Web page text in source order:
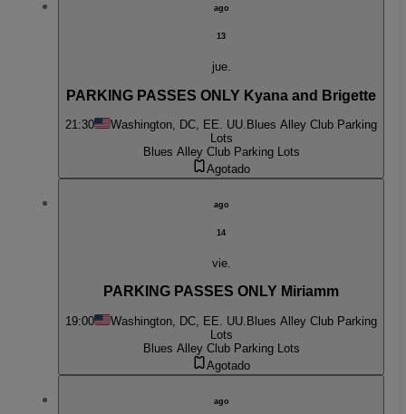
ago
13
jue.
PARKING PASSES ONLY Kyana and Brigette
21:30 Washington, DC, EE. UU. Blues Alley Club Parking
Lots
Blues Alley Club Parking Lots
Agotado
ago
14
vie.
PARKING PASSES ONLY Miriamm
19:00 Washington, DC, EE. UU. Blues Alley Club Parking
Lots
Blues Alley Club Parking Lots
Agotado
ago